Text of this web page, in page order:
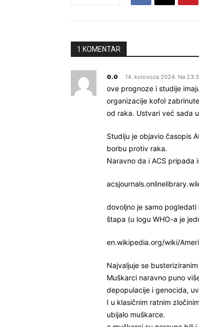
1 KOMENTAR
o.o 14. kolovoza 2024. Na
ove prognoze i studije
organizacije kofol
od raka. Ustvari već sada
Studiju je objavio časopis
borbu protiv raka.
Naravno da i ACS pripada
dovoljno je samo
štapa (u logu WHO-a je
en.wikipedia.org/wiki/
Najvaljuje se
Muškarci naravno puno
depopulacije i genocida,
I u klasičnim ratnim
ubijalo muškarce.